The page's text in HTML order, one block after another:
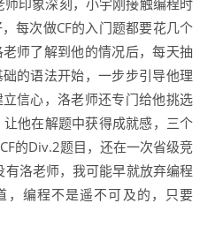
印象深刻，小宇刚接触编程时
每次做CF的入门题都要花几个
师了解到他的情况后，每天抽
的语法开始，一步步引导他理
信心，洛老师还专门给他挑选
他在解题中获得成就感，三个
的Div.2题目，还在一次省级竞
有洛老师，我可能早就放弃编程
，编程不是遥不可及的，只要